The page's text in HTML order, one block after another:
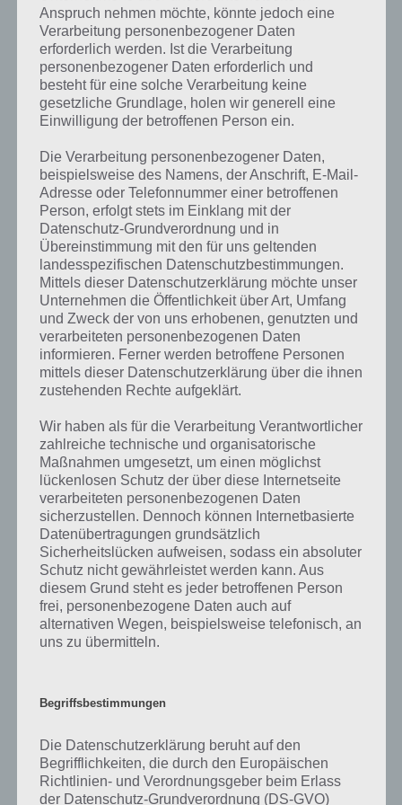
sich herumgesprochen hatte, das es sich hierbei nur um eine simple
Animation handelt.
Auf WhatsApp teilen Teilen auf Facebook
Tweet auf Twitter
Mehr Artikel hier auf Touchportal
KOMMENTARE
neuste
Ghost2Ghost 18.08.2015 19:41
Wirklich…
seh, 1.000.000 Mal klicken. HÄ???!!
0 Antworten
Anspruch nehmen möchte, könnte jedoch eine
Verarbeitung personenbezogener Daten
erforderlich werden. Ist die Verarbeitung
personenbezogener Daten erforderlich und
besteht für eine solche Verarbeitung keine
gesetzliche Grundlage, holen wir generell eine
Einwilligung der betroffenen Person ein.
Die Verarbeitung personenbezogener Daten,
beispielsweise des Namens, der Anschrift, E-Mail-
Adresse oder Telefonnummer einer betroffenen
Person, erfolgt stets im Einklang mit der
Datenschutz-Grundverordnung und in
Übereinstimmung mit den für uns geltenden
landesspezifischen Datenschutzbestimmungen.
Mittels dieser Datenschutzerklärung möchte unser
Unternehmen die Öffentlichkeit über Art, Umfang
und Zweck der von uns erhobenen, genutzten und
verarbeiteten personenbezogenen Daten
informieren. Ferner werden betroffene Personen
mittels dieser Datenschutzerklärung über die ihnen
zustehenden Rechte aufgeklärt.
Wir haben als für die Verarbeitung Verantwortlicher
zahlreiche technische und organisatorische
Maßnahmen umgesetzt, um einen möglichst
lückenlosen Schutz der über diese Internetseite
verarbeiteten personenbezogenen Daten
sicherzustellen. Dennoch können Internetbasierte
Datenübertragungen grundsätzlich
Sicherheitslücken aufweisen, sodass ein absoluter
Schutz nicht gewährleistet werden kann. Aus
diesem Grund steht es jeder betroffenen Person
frei, personenbezogene Daten auch auf
alternativen Wegen, beispielsweise telefonisch, an
uns zu übermitteln.
Begriffsbestimmungen
Die Datenschutzerklärung beruht auf den
Begrifflichkeiten, die durch den Europäischen
Richtlinien- und Verordnungsgeber beim Erlass
der Datenschutz-Grundverordnung (DS-GVO)